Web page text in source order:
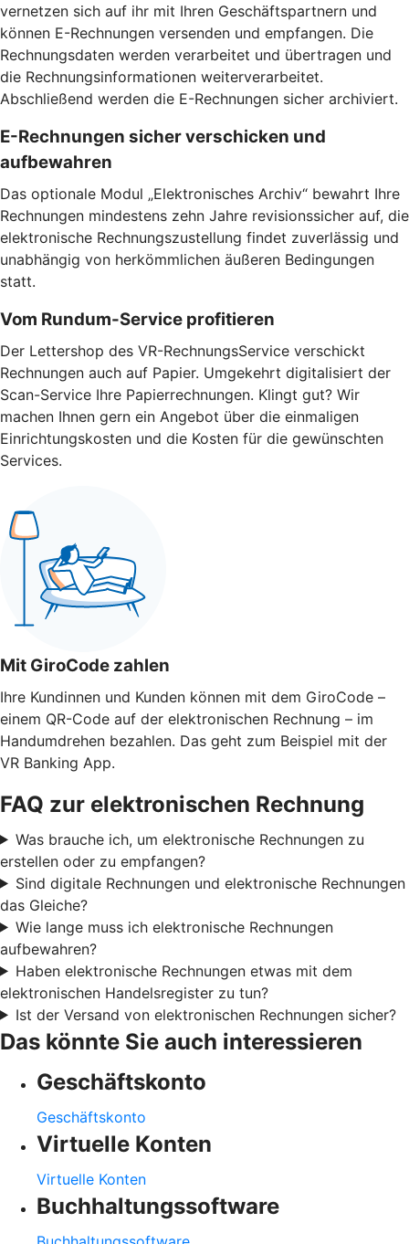
vernetzen sich auf ihr mit Ihren Geschäftspartnern und
können E-Rechnungen versenden und empfangen. Die
Rechnungsdaten werden verarbeitet und übertragen und
die Rechnungsinformationen weiterverarbeitet.
Abschließend werden die E-Rechnungen sicher archiviert.
E-Rechnungen sicher verschicken und
aufbewahren
Das optionale Modul „Elektronisches Archiv“ bewahrt Ihre
Rechnungen mindestens zehn Jahre revisionssicher auf, die
elektronische Rechnungszustellung findet zuverlässig und
unabhängig von herkömmlichen äußeren Bedingungen
statt.
Vom Rundum-Service profitieren
Der Lettershop des VR-RechnungsService verschickt
Rechnungen auch auf Papier. Umgekehrt digitalisiert der
Scan-Service Ihre Papierrechnungen. Klingt gut? Wir
machen Ihnen gern ein Angebot über die einmaligen
Einrichtungskosten und die Kosten für die gewünschten
Services.
Mit GiroCode zahlen
Ihre Kundinnen und Kunden können mit dem GiroCode –
einem QR-Code auf der elektronischen Rechnung – im
Handumdrehen bezahlen. Das geht zum Beispiel mit der
VR Banking App.
FAQ zur elektronischen Rechnung
Was brauche ich, um elektronische Rechnungen zu
erstellen oder zu empfangen?
Sind digitale Rechnungen und elektronische Rechnungen
das Gleiche?
Wie lange muss ich elektronische Rechnungen
aufbewahren?
Haben elektronische Rechnungen etwas mit dem
elektronischen Handelsregister zu tun?
Ist der Versand von elektronischen Rechnungen sicher?
Das könnte Sie auch interessieren
Geschäftskonto
Geschäftskonto
Virtuelle Konten
Virtuelle Konten
Buchhaltungssoftware